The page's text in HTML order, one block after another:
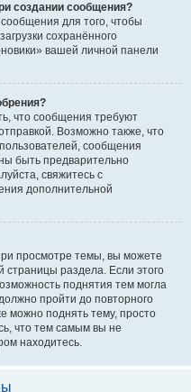
создании сообщения?
для того, чтобы
сохранённого
вашей личной панели
что сообщения требуют
Возможно также, что
сообщения
быть предварительно
свяжитесь с
дополнительной
просмотре темы, вы можете
страницы раздела. Если этого
поднятия тем могла
пройти до повторного
можно поднять тему, просто
что тем самым вы не
находитесь.